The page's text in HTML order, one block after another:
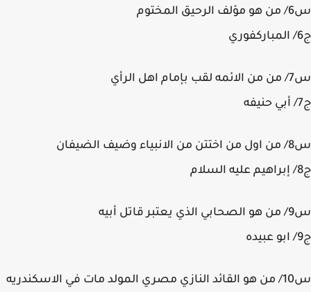
أبيه
س10/ من هو القائد النازي مصري المولد مات في الاسكندريه